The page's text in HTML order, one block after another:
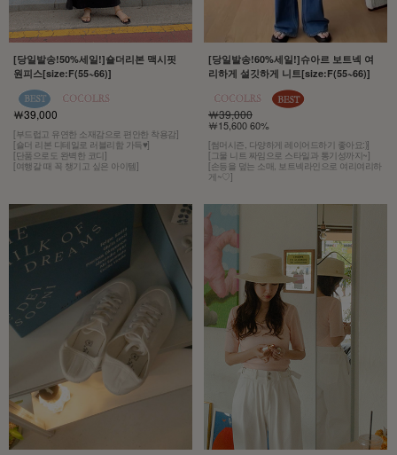
[당일발송!50%세일!]숄더리본 맥시핏
원피스[size:F(55~66)]
￦39,000
[부드럽고 유연한 소재감으로 편안한 착용감]
[숄더 리본 디테일로 러블리함 가득♥]
[단품으로도 완벽한 코디]
[여행갈 때 꼭 챙기고 싶은 아이템]
[당일발송!60%세일!]슈아르 보트넥 여
리하게 설깃하게 니트[size:F(55~66)]
￦39,000
￦15,600 60%
[썸머시즌, 다양하게 레이어드하기 좋아요:)]
[그물 니트 짜임으로 스타일과 통기성까지~]
[손등을 덮는 소매, 보트넥라인으로 여리여리하
게~♡]